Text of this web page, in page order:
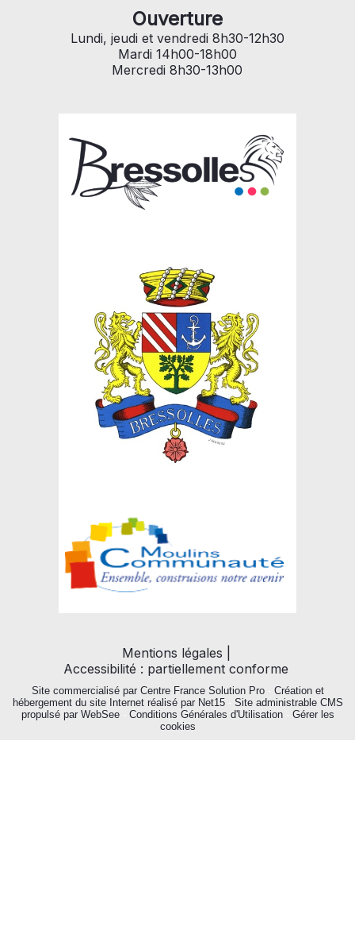
Ouverture
Lundi, jeudi et vendredi 8h30-12h30
Mardi 14h00-18h00
Mercredi 8h30-13h00
Mentions légales
Accessibilité : partiellement conforme
Site commercialisé par Centre France Solution Pro- Création et
hébergement du site Internet réalisé par Net15- Site administrable CMS
propulsé par WebSee- Conditions Générales d'Utilisation- Gérer les
cookies